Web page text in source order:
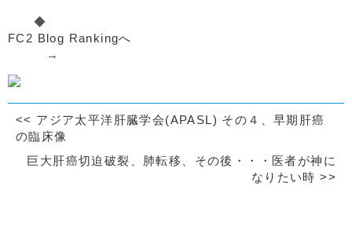
◆
FC2 Blog Rankingへ
→
<< アジア太平洋肝臓学会(APASL) その４、早期肝癌
の臨床像
巨大肝癌切迫破裂、肺転移、その後・・・医者が神に
なりたい時>>